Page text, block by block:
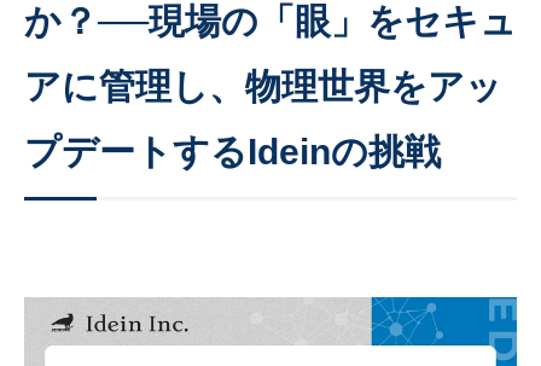
か？──現場の「眼」をセキュ
アに管理し、物理世界をアッ
プデートするIdeinの挑戦